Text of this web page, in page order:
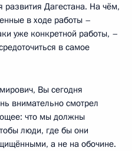
Дагестана. На чём,
в ходе работы –
уже конкретной работы, –
в самое
Вы сегодня
внимательно смотрел
что мы должны
люди, где бы они
а не на обочине.